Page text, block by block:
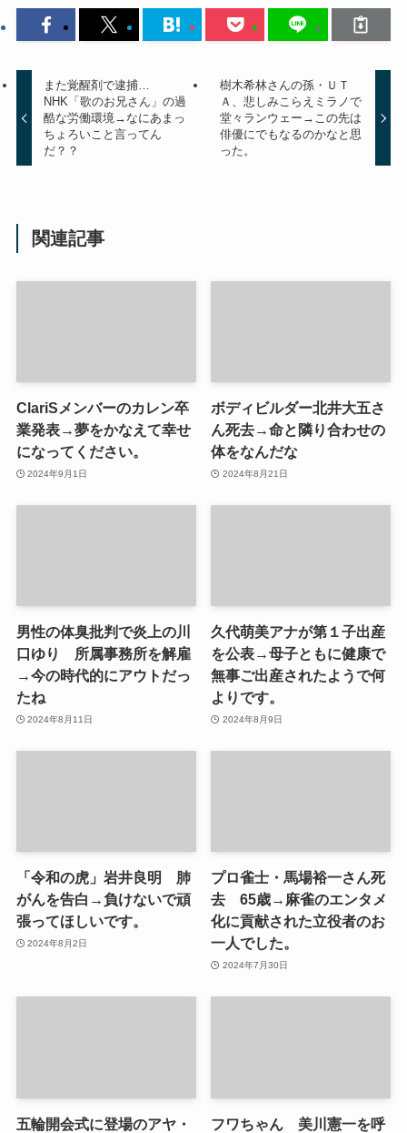
また覚醒剤で逮捕…
NHK「歌のお兄さん」の過
酷な労働環境→なにあまっ
ちょろいこと言ってん
だ？？
樹木希林さんの孫・ＵＴ
Ａ、悲しみこらえミラノで
堂々ランウェー→この先は
俳優にでもなるのかなと思
った。
関連記事
ClariSメンバーのカレン卒
業発表→夢をかなえて幸せ
になってください。
2024年9月1日
ボディビルダー北井大五さ
ん死去→命と隣り合わせの
体をなんだな
2024年8月21日
男性の体臭批判で炎上の川
口ゆり 所属事務所を解雇
→今の時代的にアウトだっ
たね
2024年8月11日
久代萌美アナが第１子出産
を公表→母子ともに健康で
無事ご出産されたようで何
よりです。
2024年8月9日
「令和の虎」岩井良明 肺
がんを告白→負けないで頑
張ってほしいです。
2024年8月2日
プロ雀士・馬場裕一さん死
去 65歳→麻雀のエンタメ
化に貢献された立役者のお
一人でした。
2024年7月30日
五輪開会式に登場のアヤ・
フワちゃん 美川憲一を呼